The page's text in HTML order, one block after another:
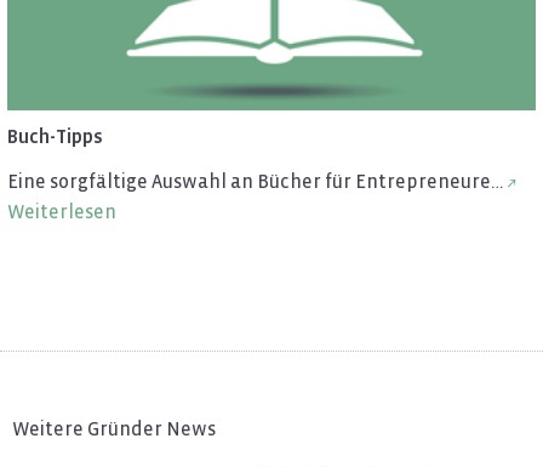
Buch-Tipps
Eine sorg­fäl­ti­ge Aus­wahl an Bü­cher für En­tre­pre­neu­re…
Wei­ter­le­sen
Weitere Gründer News